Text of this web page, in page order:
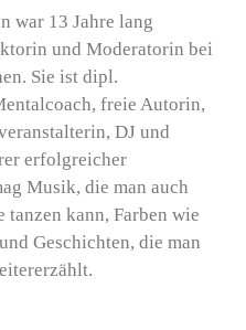
war 13 Jahre lang
und Moderatorin bei
Sie ist dipl.
freie Autorin,
DJ und
erfolgreicher
Musik, die man auch
kann, Farben wie
Geschichten, die man